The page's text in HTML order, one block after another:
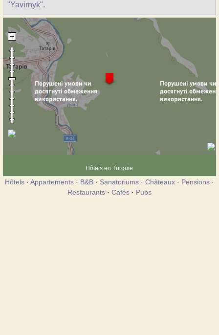
"Yavirnyk".
Hôtels en Turquie
Hôtels · Appartements · B&B · Sanatoriums · Châteaux · Pensions ·
Restaurants · Cafés · Pubs